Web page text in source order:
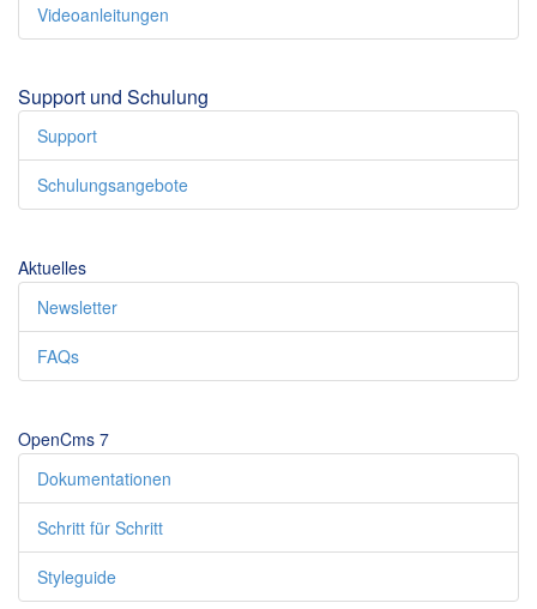
Videoanleitungen
Support und Schulung
Support
Schulungsangebote
Aktuelles
Newsletter
FAQs
OpenCms 7
Dokumentationen
Schritt für Schritt
Styleguide